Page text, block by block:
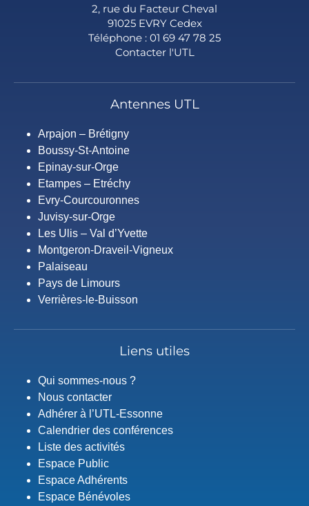
2, rue du Facteur Cheval
91025 EVRY Cedex
Téléphone : 01 69 47 78 25
Contacter l'UTL
Antennes UTL
Arpajon – Brétigny
Boussy-St-Antoine
Epinay-sur-Orge
Etampes – Etréchy
Evry-Courcouronnes
Juvisy-sur-Orge
Les Ulis – Val d’Yvette
Montgeron-Draveil-Vigneux
Palaiseau
Pays de Limours
Verrières-le-Buisson
Liens utiles
Qui sommes-nous ?
Nous contacter
Adhérer à l’UTL-Essonne
Calendrier des conférences
Liste des activités
Espace Public
Espace Adhérents
Espace Bénévoles